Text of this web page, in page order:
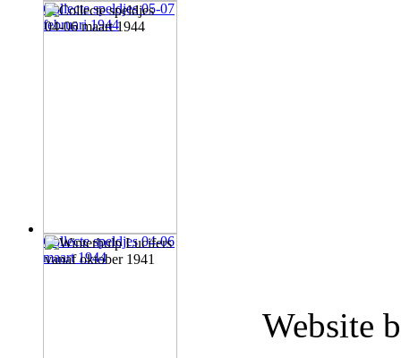
Collecte speldjes 05-07
februari 1944
Collecte speldjes 04-06
maart 1944
Website